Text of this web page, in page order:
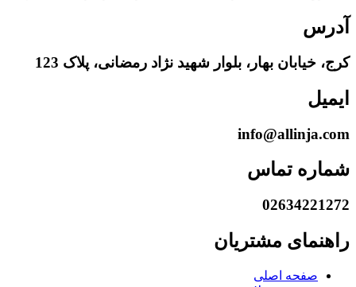
آدرس
کرج، خیابان بهار، بلوار شهید نژاد رمضانی، پلاک 123
ایمیل
info@allinja.com
شماره تماس
02634221272
راهنمای مشتریان
صفحه اصلی